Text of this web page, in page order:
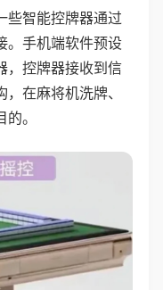
些智能控牌器通过
。手机端软件预设
，控牌器接收到信
在麻将机洗牌、
。